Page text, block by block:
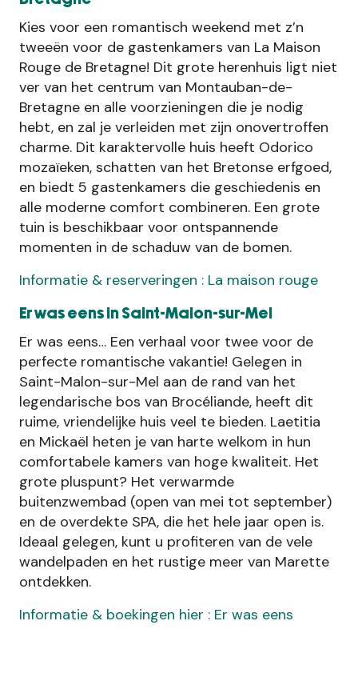
Kies voor een romantisch weekend met z’n
tweeën voor de gastenkamers van La Maison
Rouge de Bretagne! Dit grote herenhuis ligt niet
ver van het centrum van Montauban-de-
Bretagne en alle voorzieningen die je nodig
hebt, en zal je verleiden met zijn onovertroffen
charme. Dit karaktervolle huis heeft Odorico
mozaïeken, schatten van het Bretonse erfgoed,
en biedt 5 gastenkamers die geschiedenis en
alle moderne comfort combineren. Een grote
tuin is beschikbaar voor ontspannende
momenten in de schaduw van de bomen.
Informatie & reserveringen : La maison rouge
Er was eens in Saint-Malon-sur-Mel
Er was eens… Een verhaal voor twee voor de
perfecte romantische vakantie! Gelegen in
Saint-Malon-sur-Mel aan de rand van het
legendarische bos van Brocéliande, heeft dit
ruime, vriendelijke huis veel te bieden. Laetitia
en Mickaël heten je van harte welkom in hun
comfortabele kamers van hoge kwaliteit. Het
grote pluspunt? Het verwarmde
buitenzwembad (open van mei tot september)
en de overdekte SPA, die het hele jaar open is.
Ideaal gelegen, kunt u profiteren van de vele
wandelpaden en het rustige meer van Marette
ontdekken.
Informatie & boekingen hier : Er was eens